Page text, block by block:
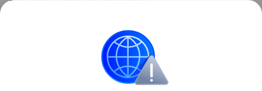
В сентябре 2025 года сообщалось, что
американская корпорация Boeing намерена
выпустить новый узкофюзеляжный самолет,
заменив им 737 Max.